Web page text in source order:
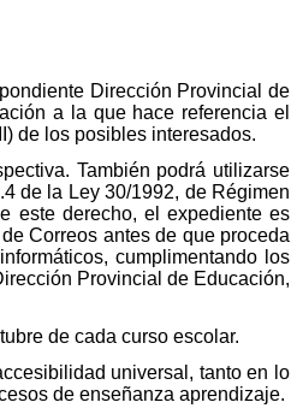
Dirección Provincial de
a la que hace referencia el
de los posibles interesados.
También podrá utilizarse
de la Ley 30/1992, de Régimen
este derecho, el expediente es
Correos antes de que proceda
cumplimentando los
Provincial de Educación,
de cada curso escolar.
universal, tanto en lo
de enseñanza aprendizaje.